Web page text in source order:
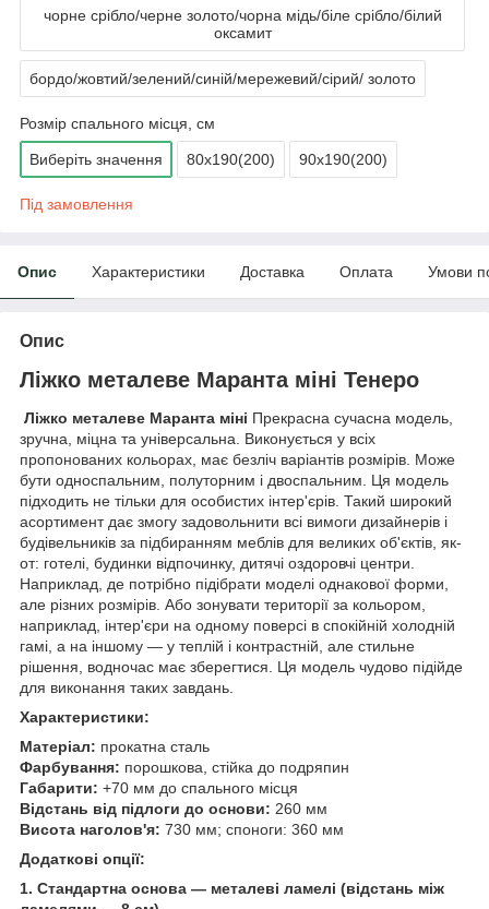
чорне срібло/черне золото/чорна мідь/біле срібло/білий
оксамит
бордо/жовтий/зелений/синій/мережевий/сірий/ золото
Розмір спального місця, см
Виберіть значення 80х190(200) 90х190(200)
Під замовлення
Опис Характеристики Доставка Оплата Умови
Опис
Ліжко металеве Маранта міні Тенеро
Ліжко металеве Маранта міні Прекрасна сучасна модель,
зручна, міцна та універсальна. Виконується у всіх
пропонованих кольорах, має безліч варіантів розмірів. Може
бути односпальним, полуторним і двоспальним. Ця модель
підходить не тільки для особистих інтер'єрів. Такий широкий
асортимент дає змогу задовольнити всі вимоги дизайнерів і
будівельників за підбиранням меблів для великих об'єктів, як-
от: готелі, будинки відпочинку, дитячі оздоровчі центри.
Наприклад, де потрібно підібрати моделі однакової форми,
але різних розмірів. Або зонувати території за кольором,
наприклад, інтер'єри на одному поверсі в спокійній холодній
гамі, а на іншому — у теплій і контрастній, але стильне
рішення, водночас має зберегтися. Ця модель чудово підійде
для виконання таких завдань.
Характеристики:
Матеріал: прокатна сталь
Фарбування: порошкова, стійка до подряпин
Габарити: +70 мм до спального місця
Відстань від підлоги до основи: 260 мм
Висота наголов'я: 730 мм; споноги: 360 мм
Додаткові опції:
1. Стандартна основа — металеві ламелі (відстань між